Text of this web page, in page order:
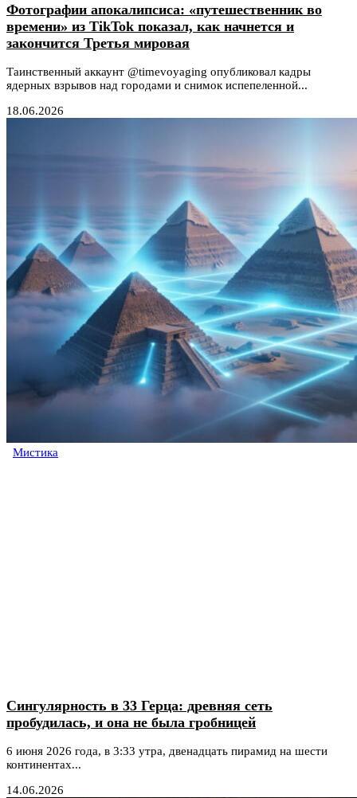
Фотографии апокалипсиса: «путешественник во
времени» из TikTok показал, как начнется и
закончится Третья мировая
Таинственный аккаунт @timevoyaging опубликовал кадры
ядерных взрывов над городами и снимок испепеленной...
18.06.2026
Мистика
Сингулярность в 33 Герца: древняя сеть
пробудилась, и она не была гробницей
6 июня 2026 года, в 3:33 утра, двенадцать пирамид на шести
континентах...
14.06.2026